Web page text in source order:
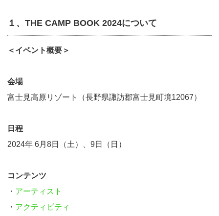
１、THE CAMP BOOK 2024について
＜イベント概要＞
会場
富士見高原リゾート（長野県諏訪郡富士見町境12067）
日程
2024年 6月8日（土）、9日（日）
コンテンツ
・ アーティスト
・ アクティビティ